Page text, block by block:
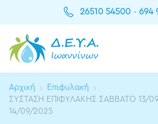
26510 54500 - 694
Αρχική
Επιφυλακή
ΣΥΣΤΑΣΗ ΕΠΙΦΥΛΑΚΗΣ ΣΑΒΒΑΤΟ 13/
14/09/2025